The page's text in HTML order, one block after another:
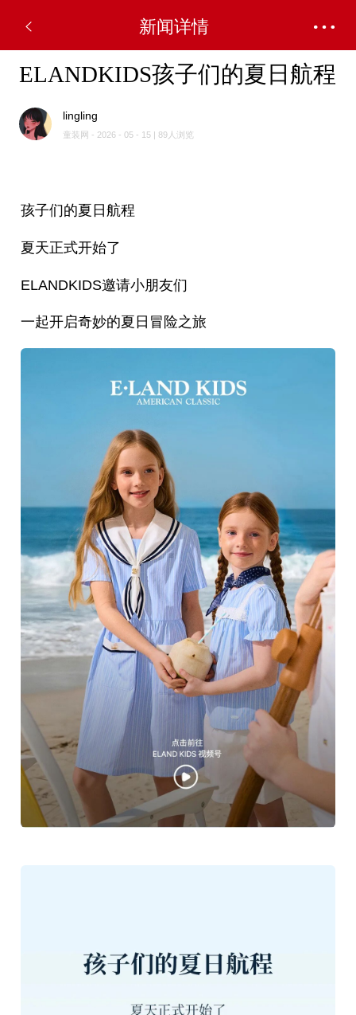
新闻详情
ELANDKIDS孩子们的夏日航程
lingling
童装网 - 2026 - 05 - 15 | 89人浏览
孩子们的夏日航程
夏天正式开始了
ELANDKIDS邀请小朋友们
一起开启奇妙的夏日冒险之旅